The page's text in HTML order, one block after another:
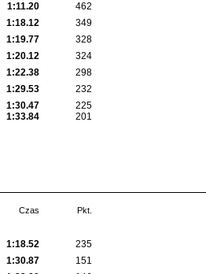
1:11.20
462
1:18.12
349
1:19.77
328
1:20.12
324
1:22.38
298
1:29.53
232
1:30.47
225
1:33.84
201
Czas Pkt.
1:18.52 235
1:30.87
151